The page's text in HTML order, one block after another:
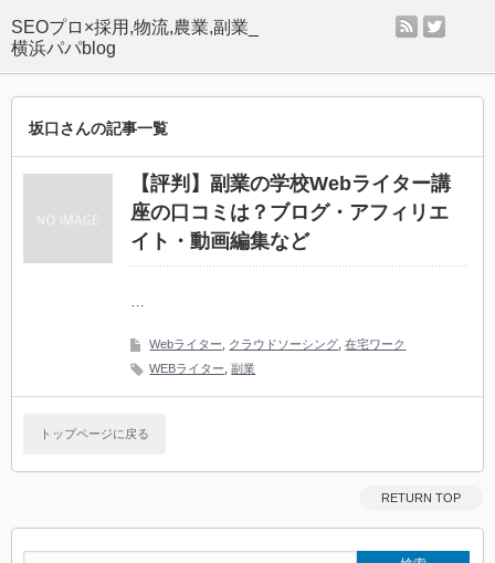
SEOプロ×採用,物流,農業,副業_
横浜パパblog
rss
坂口さんの記事一覧
【評判】副業の学校Webライター講
座の口コミは？ブログ・アフィリエ
イト・動画編集など
…
Webライター クラウドソーシング ,在宅ワーク
WEBライター ,副業
トップページに戻る
RETURN TOP